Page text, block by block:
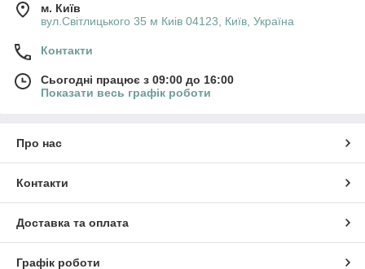
м. Київ
вул.Світлицького 35 м Киів 04123, Київ, Україна
Контакти
Сьогодні працює з 09:00 до 16:00
Показати весь графік роботи
Про нас
Контакти
Доставка та оплата
Графік роботи